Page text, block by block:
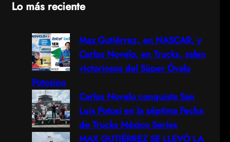
Lo más reciente
Max Gutiérrez, en NASCAR, y
Carlos Novelo, en Trucks, salen
victoriosos del Súper Óvalo
Potosino
Carlos Novelo conquista San
Luis Potosí en la séptima Fecha
de Trucks México Series
MAX GUTIÉRREZ SE LLEVÓ LA